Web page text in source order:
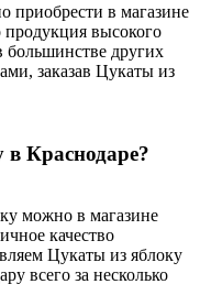
приобрести в магазине
высокого
большинстве других
заказав Цукаты из
Краснодаре?
можно в магазине
качество
Цукаты из яблоку
всего за несколько